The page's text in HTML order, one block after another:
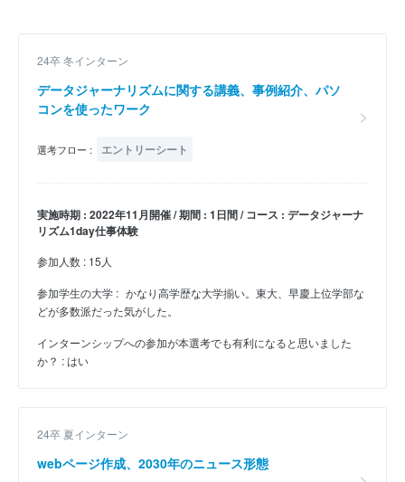
24卒 冬インターン
データジャーナリズムに関する講義、事例紹介、パソ
コンを使ったワーク
選考フロー : エントリーシート
実施時期 : 2022年11月開催 / 期間 : 1日間 / コース : データジャーナ
リズム1day仕事体験
参加人数 : 15人
参加学生の大学 : かなり高学歴な大学揃い。東大、早慶上位学部な
どが多数派だった気がした。
インターンシップへの参加が本選考でも有利になると思いました
か？ : はい
24卒 夏インターン
webページ作成、2030年のニュース形態